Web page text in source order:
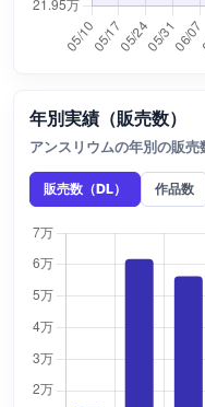
年別実績（販売数）
アンスリウムの年別の販売
販売数（DL） 作品数